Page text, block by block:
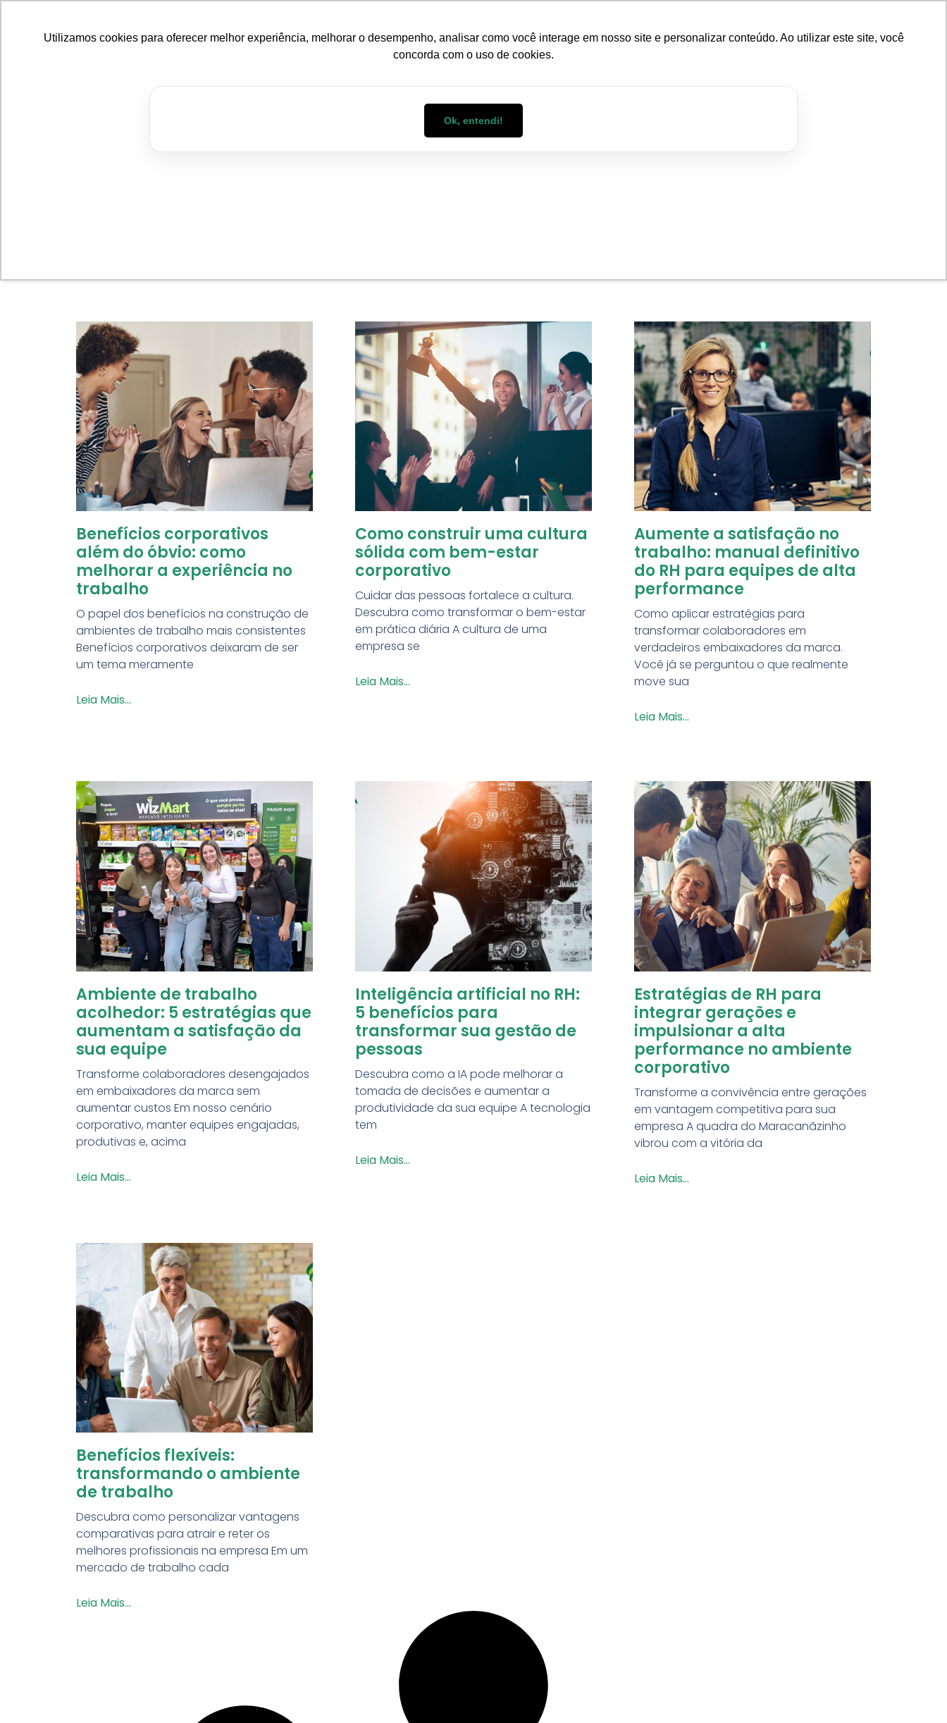
Utilizamos cookies para oferecer melhor experiência, melhorar o desempenho, analisar como você interage em nosso site e personalizar conteúdo. Ao utilizar este site, você
concorda com o uso de cookies.
Ok, entendi!
Benefícios corporativos
além do óbvio: como
melhorar a experiência no
trabalho
O papel dos benefícios na construção de
ambientes de trabalho mais consistentes
Benefícios corporativos deixaram de ser
um tema meramente
Leia Mais...
Como construir uma cultura
sólida com bem-estar
corporativo
Cuidar das pessoas fortalece a cultura.
Descubra como transformar o bem-estar
em prática diária A cultura de uma
empresa se
Leia Mais...
Aumente a satisfação no
trabalho: manual definitivo
do RH para equipes de alta
performance
Como aplicar estratégias para
transformar colaboradores em
verdadeiros embaixadores da marca.
Você já se perguntou o que realmente
move sua
Leia Mais...
Ambiente de trabalho
acolhedor: 5 estratégias que
aumentam a satisfação da
sua equipe
Transforme colaboradores desengajados
em embaixadores da marca sem
aumentar custos Em nosso cenário
corporativo, manter equipes engajadas,
produtivas e, acima
Leia Mais...
Inteligência artificial no RH:
5 benefícios para
transformar sua gestão de
pessoas
Descubra como a IA pode melhorar a
tomada de decisões e aumentar a
produtividade da sua equipe A tecnologia
tem
Leia Mais...
Estratégias de RH para
integrar gerações e
impulsionar a alta
performance no ambiente
corporativo
Transforme a convivência entre gerações
em vantagem competitiva para sua
empresa A quadra do Maracanãzinho
vibrou com a vitória da
Leia Mais...
Benefícios flexíveis:
transformando o ambiente
de trabalho
Descubra como personalizar vantagens
comparativas para atrair e reter os
melhores profissionais na empresa Em um
mercado de trabalho cada
Leia Mais...